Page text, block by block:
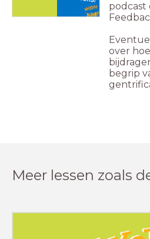
podcast
over
begrip
Meer lessen zoals